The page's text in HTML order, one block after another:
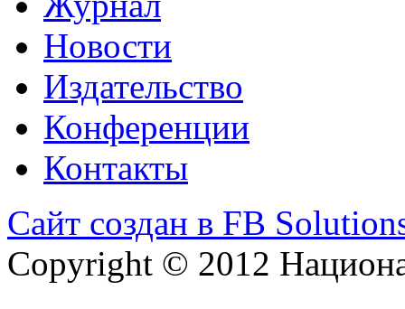
Новости
Издательство
Конференции
Контакты
Сайт создан в FB
Copyright © 2012